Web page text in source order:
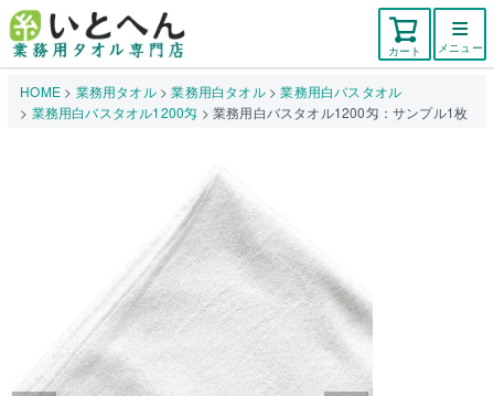
カート メニュー
HOME 業務用タオル 業務用白タオル
業務用白バスタオル
業務用白バスタオル1200匁
業務用白バスタオル1200匁：サンプル1枚